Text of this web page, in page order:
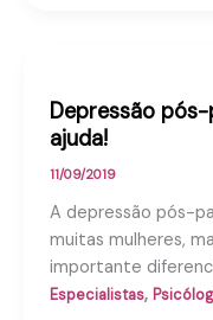
Depressão pós-
ajuda!
11/09/2019
A depressão pós-
muitas mulheres,
importante
Especialistas,